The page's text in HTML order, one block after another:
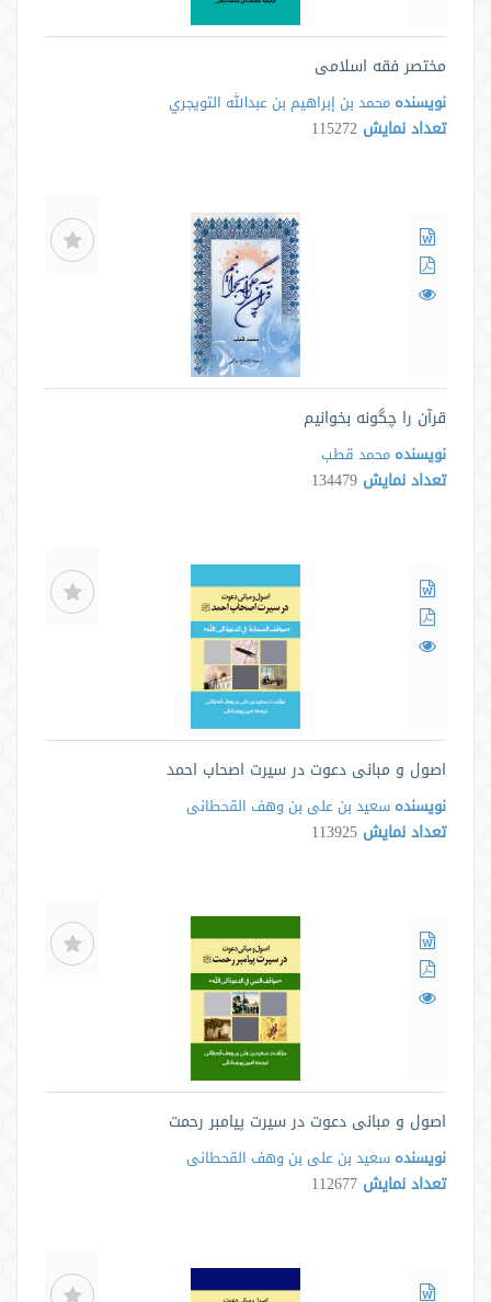
مختصر فقه اسلامی
نویسنده محمد بن إبراهيم بن عبدالله التويجري
تعداد نمایش 115272
قرآن را چگونه بخوانیم
نویسنده محمد قطب
تعداد نمایش 134479
اصول و مبانی دعوت در سیرت اصحاب احمد
نویسنده سعید بن علی بن وهف القحطانی
تعداد نمایش 113925
اصول و مبانی دعوت در سیرت پیامبر رحمت
نویسنده سعید بن علی بن وهف القحطانی
تعداد نمایش 112677